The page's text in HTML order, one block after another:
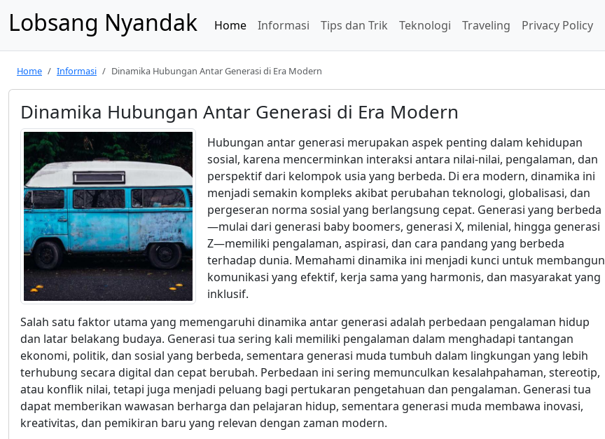
Lobsang Nyandak Home Informasi Tips dan Trik Teknologi Traveling Privacy Policy
Home Informasi Dinamika Hubungan Antar Generasi di Era Modern
Dinamika Hubungan Antar Generasi di Era Modern
Hubungan antar generasi merupakan aspek penting dalam kehidupan
sosial, karena mencerminkan interaksi antara nilai-nilai, pengalaman, dan
perspektif dari kelompok usia yang berbeda. Di era modern, dinamika ini
menjadi semakin kompleks akibat perubahan teknologi, globalisasi, dan
pergeseran norma sosial yang berlangsung cepat. Generasi yang berbeda
—mulai dari generasi baby boomers, generasi X, milenial, hingga generasi
Z—memiliki pengalaman, aspirasi, dan cara pandang yang berbeda
terhadap dunia. Memahami dinamika ini menjadi kunci untuk membangun
komunikasi yang efektif, kerja sama yang harmonis, dan masyarakat yang
inklusif.
Salah satu faktor utama yang memengaruhi dinamika antar generasi adalah perbedaan pengalaman hidup
dan latar belakang budaya. Generasi tua sering kali memiliki pengalaman dalam menghadapi tantangan
ekonomi, politik, dan sosial yang berbeda, sementara generasi muda tumbuh dalam lingkungan yang lebih
terhubung secara digital dan cepat berubah. Perbedaan ini sering memunculkan kesalahpahaman, stereotip,
atau konflik nilai, tetapi juga menjadi peluang bagi pertukaran pengetahuan dan pengalaman. Generasi tua
dapat memberikan wawasan berharga dan pelajaran hidup, sementara generasi muda membawa inovasi,
kreativitas, dan pemikiran baru yang relevan dengan zaman modern.